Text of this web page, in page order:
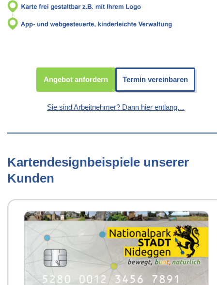
Angebot anfordern Termin vereinbaren
Sie sind Arbeitnehmer? Dann hier entlang…
Kartendesignbeispiele unserer
Kunden